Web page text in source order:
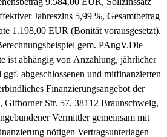
Jahreszins 5,99 %, Gesamtbetrag
1.198,00 EUR (Bonität vorausgesetzt).
gem. PAngV.Die
ist abhängig von Anzahlung, jährlicher
abgeschlossenen und mitfinanzierten
Finanzierungsangebot der
Str. 57, 38112 Braunschweig,
Vermittler gemeinsam mit
nötigen Vertragsunterlagen